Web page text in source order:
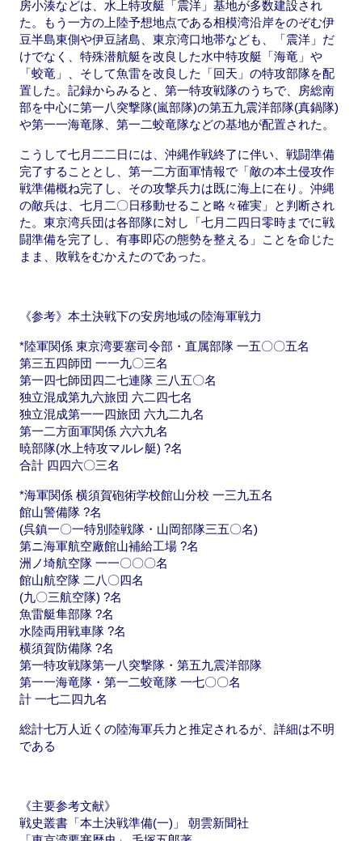
房小湊などは、水上特攻艇「震洋」基地が多数建設され
た。もう一方の上陸予想地点である相模湾沿岸をのぞむ伊
豆半島東側や伊豆諸島、東京湾口地帯なども、「震洋」だ
けでなく、特殊潜航艇を改良した水中特攻艇「海竜」や
「蛟竜」、そして魚雷を改良した「回天」の特攻部隊を配
置した。記録からみると、第一特攻戦隊のうちで、房総南
部を中心に第一八突撃隊(嵐部隊)の第五九震洋部隊(真鍋隊)
や第一一海竜隊、第一二蛟竜隊などの基地が配置された。
こうして七月二二日には、沖縄作戦終了に伴い、戦闘準備
完了することとし、第一二方面軍情報で「敵の本土侵攻作
戦準備概ね完了し、その攻撃兵力は既に海上に在り。沖縄
の敵兵は、七月二〇日移動せること略々確実」と判断され
た。東京湾兵団は各部隊に対し「七月二四日零時までに戦
闘準備を完了し、有事即応の態勢を整える」ことを命じた
まま、敗戦をむかえたのであった。
《参考》本土決戦下の安房地域の陸海軍戦力
*陸軍関係 東京湾要塞司令部・直属部隊 一五〇〇五名
第三五四師団 一一九〇三名
第一四七師団四二七連隊 三八五〇名
独立混成第九六旅団 六二四七名
独立混成第一一四旅団 六九二九名
第一二方面軍関係 六六九名
暁部隊(水上特攻マルレ艇) ?名
合計 四四六〇三名
*海軍関係 横須賀砲術学校館山分校 一三九五名
館山警備隊 ?名
(呉鎮一〇一特別陸戦隊・山岡部隊三五〇名)
第ニ海軍航空廠館山補給工場 ?名
洲ノ埼航空隊 一一〇〇〇名
館山航空隊 二八〇四名
(九〇三航空隊) ?名
魚雷艇隼部隊 ?名
水陸両用戦車隊 ?名
横須賀防備隊 ?名
第一特攻戦隊第一八突撃隊・第五九震洋部隊
第一一海竜隊・第一二蛟竜隊 一七〇〇名
計 一七二四九名
総計七万人近くの陸海軍兵力と推定されるが、詳細は不明
である
《主要参考文献》
戦史叢書「本土決戦準備(一)」 朝雲新聞社